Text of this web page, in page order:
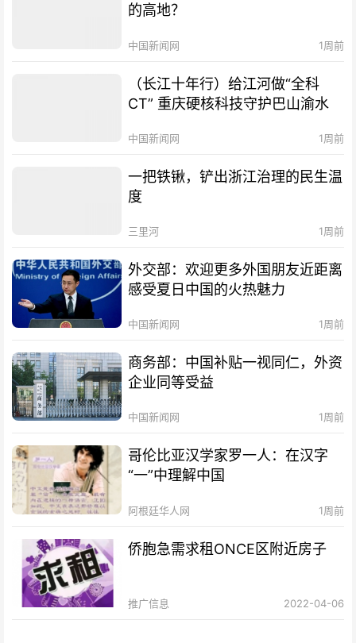
的高地？
中国新闻网 1周前
（长江十年行）给江河做“全科
CT” 重庆硬核科技守护巴山渝水
中国新闻网 1周前
一把铁锹，铲出浙江治理的民生温
度
三里河 1周前
外交部：欢迎更多外国朋友近距离
感受夏日中国的火热魅力
中国新闻网 1周前
商务部：中国补贴一视同仁，外资
企业同等受益
中国新闻网 1周前
哥伦比亚汉学家罗一人：在汉字
“一”中理解中国
阿根廷华人网 1周前
侨胞急需求租ONCE区附近房子
推广信息 2022-04-06